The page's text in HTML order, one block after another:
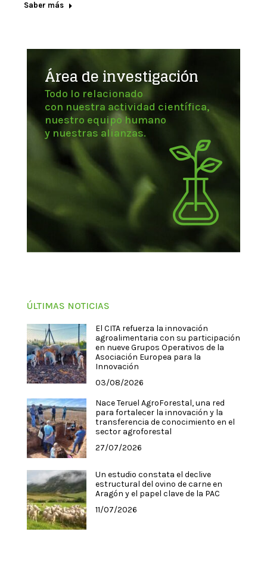
Saber más
Área de investigación
Todo lo relacionado
con nuestra actividad científica,
nuestro equipo humano
y nuestras alianzas.
ÚLTIMAS NOTICIAS
El CITA refuerza la innovación
agroalimentaria con su participación
en nueve Grupos Operativos de la
Asociación Europea para la
Innovación
03/08/2026
Nace Teruel AgroForestal, una red
para fortalecer la innovación y la
transferencia de conocimiento en el
sector agroforestal
27/07/2026
Un estudio constata el declive
estructural del ovino de carne en
Aragón y el papel clave de la PAC
11/07/2026